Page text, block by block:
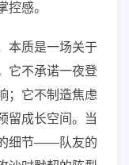
控感。
本质是一场关于
它不承诺一夜登
；它不制造焦虑
留成长空间。当
细节——队友的